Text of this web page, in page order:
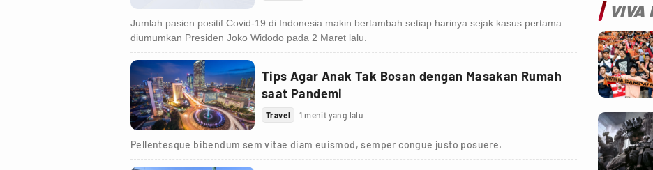
Tips Agar Anak Tak Bosan dengan Masakan Rumah
saat Pandemi
Travel 1 menit yang lalu
Pellentesque bibendum sem vitae diam euismod, semper congue justo posuere.
VIVA